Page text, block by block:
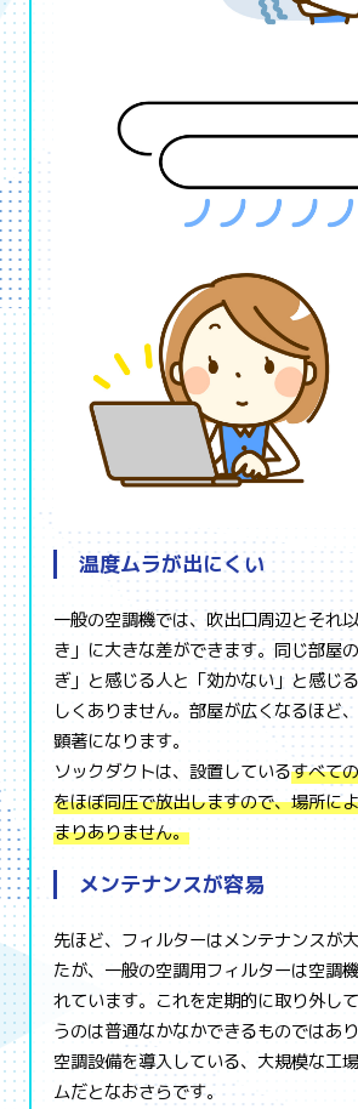
温度ムラが出にくい
一般の空調機では、吹出口周辺とそれ
き」に大きな差ができます。同じ部屋
ぎ」と感じる人と「効かない」と感じ
しくありません。部屋が広くなるほど
顕著になります。
ソックダクトは、設置しているすべて
をほぼ同圧で放出しますので、場所に
まりありません。
メンテナンスが容易
先ほど、フィルターはメンテナンスが
たが、一般の空調用フィルターは空調
れています。これを定期的に取り外し
うのは普通なかなかできるものではあ
空調設備を導入している、大規模な工
ムだとなおさらです。